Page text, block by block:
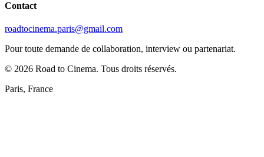
Contact
roadtocinema.paris@gmail.com
Pour toute demande de collaboration, interview ou partenariat.
© 2026 Road to Cinema. Tous droits réservés.
Paris, France